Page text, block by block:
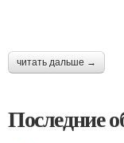
читать дальше →
Последние